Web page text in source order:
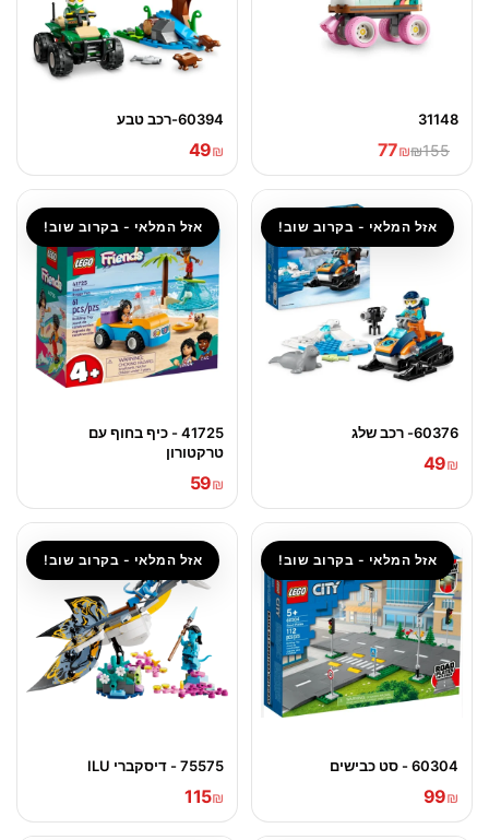
31148
₪155
₪
77
60394-רכב טבע
₪
49
אזל המלאי - בקרוב שוב!
60376- רכב שלג
₪
49
אזל המלאי - בקרוב שוב!
41725 - כיף בחוף עם
טרקטורון
₪
59
אזל המלאי - בקרוב שוב!
60304 - סט כבישים
₪
99
אזל המלאי - בקרוב שוב!
75575 - דיסקברי ILU
₪
115